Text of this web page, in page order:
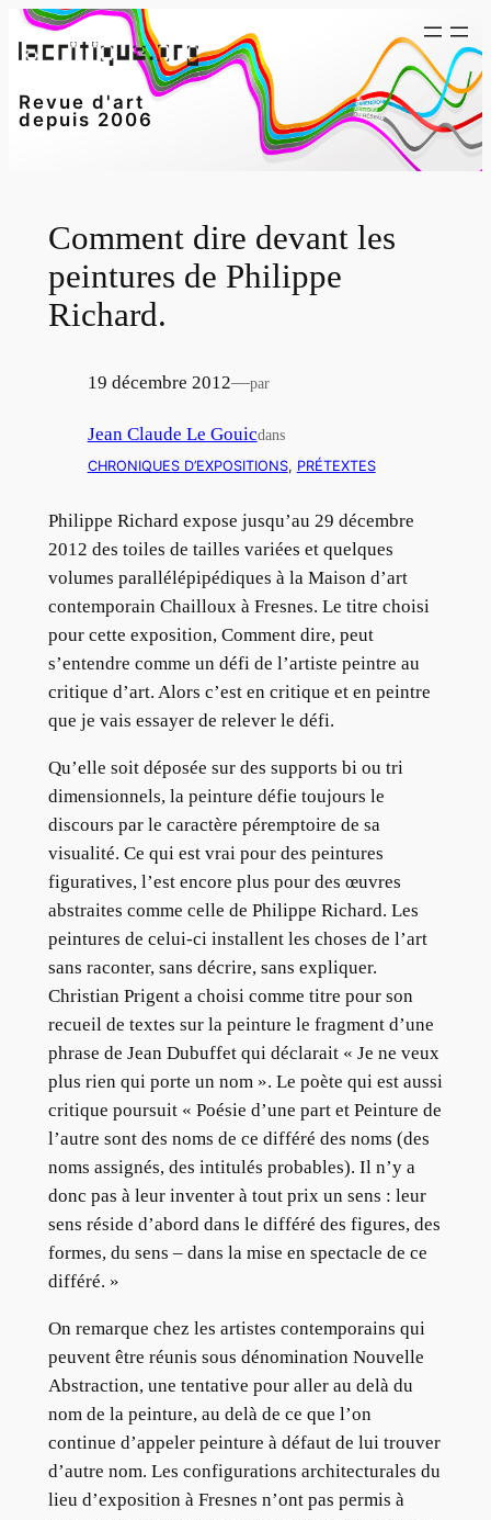
Aller
au
Revue d'art
depuis 2006
Comment dire devant les
peintures de Philippe
Richard.
19 décembre 2012—par
Jean Claude Le Gouicdans
CHRONIQUES D’EXPOSITIONS, PRÉTEXTES
Philippe Richard expose jusqu’au 29 décembre
2012 des toiles de tailles variées et quelques
volumes parallélépipédiques à la Maison d’art
contemporain Chailloux à Fresnes. Le titre choisi
pour cette exposition, Comment dire, peut
s’entendre comme un défi de l’artiste peintre au
critique d’art. Alors c’est en critique et en peintre
que je vais essayer de relever le défi.
Qu’elle soit déposée sur des supports bi ou tri
dimensionnels, la peinture défie toujours le
discours par le caractère péremptoire de sa
visualité. Ce qui est vrai pour des peintures
figuratives, l’est encore plus pour des œuvres
abstraites comme celle de Philippe Richard. Les
peintures de celui-ci installent les choses de l’art
sans raconter, sans décrire, sans expliquer.
Christian Prigent a choisi comme titre pour son
recueil de textes sur la peinture le fragment d’une
phrase de Jean Dubuffet qui déclarait « Je ne veux
plus rien qui porte un nom ». Le poète qui est aussi
critique poursuit « Poésie d’une part et Peinture de
l’autre sont des noms de ce différé des noms (des
noms assignés, des intitulés probables). Il n’y a
donc pas à leur inventer à tout prix un sens : leur
sens réside d’abord dans le différé des figures, des
formes, du sens – dans la mise en spectacle de ce
différé. »
On remarque chez les artistes contemporains qui
peuvent être réunis sous dénomination Nouvelle
Abstraction, une tentative pour aller au delà du
nom de la peinture, au delà de ce que l’on
continue d’appeler peinture à défaut de lui trouver
d’autre nom. Les configurations architecturales du
lieu d’exposition à Fresnes n’ont pas permis à